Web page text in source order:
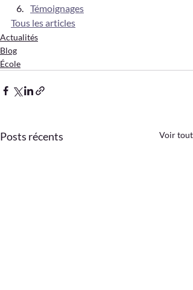
Témoignages
Tous les articles
Actualités
Blog
École
Posts récents Voir tout